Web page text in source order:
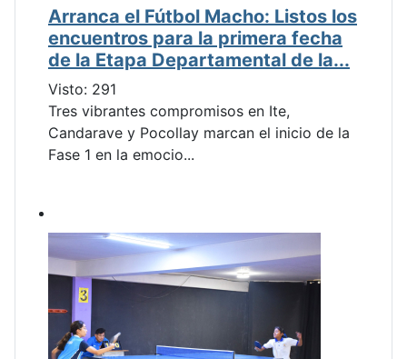
Arranca el Fútbol Macho: Listos los
encuentros para la primera fecha
de la Etapa Departamental de la...
Visto: 291
Tres vibrantes compromisos en Ite,
Candarave y Pocollay marcan el inicio de la
Fase 1 en la emocio...